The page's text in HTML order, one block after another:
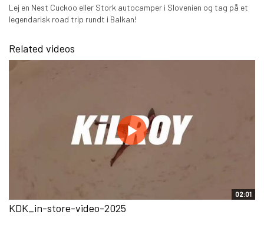
Lej en Nest Cuckoo eller Stork autocamper i Slovenien og tag på et
legendarisk road trip rundt i Balkan!
Related videos
02:01
KDK_in-store-video-2025